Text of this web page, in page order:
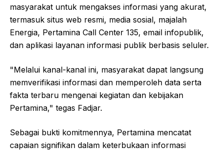
masyarakat untuk mengakses informasi yang akurat,
termasuk situs web resmi, media sosial, majalah
Energia, Pertamina Call Center 135, email infopublik,
dan aplikasi layanan informasi publik berbasis seluler.
"Melalui kanal-kanal ini, masyarakat dapat langsung
memverifikasi informasi dan memperoleh data serta
fakta terbaru mengenai kegiatan dan kebijakan
Pertamina," tegas Fadjar.
Sebagai bukti komitmennya, Pertamina mencatat
capaian signifikan dalam keterbukaan informasi